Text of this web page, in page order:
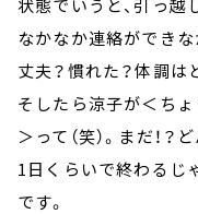
状態でいうと、引っ越
なかなか連絡ができな
丈夫？慣れた？体調は
そしたら涼子が＜ちょ
＞って（笑）。まだ！
1日くらいで終わるじ
です。